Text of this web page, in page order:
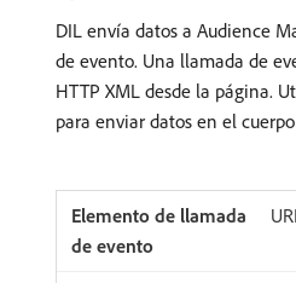
DIL envía datos a Audience
de evento. Una llamada de
HTTP XML desde la página.
para enviar datos en el